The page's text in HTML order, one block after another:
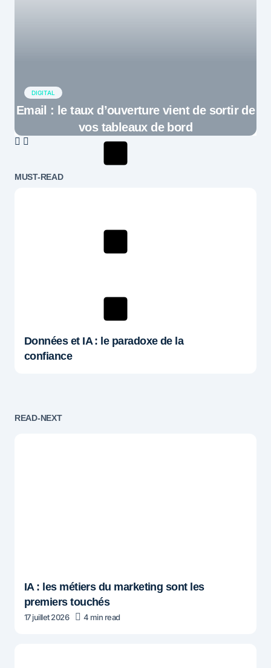
DIGITAL
Email : le taux d’ouverture vient de sortir de
vos tableaux de bord
MUST-READ
Données et IA : le paradoxe de la
confiance
READ-NEXT
IA : les métiers du marketing sont les
premiers touchés
17 juillet 2026 4 min read